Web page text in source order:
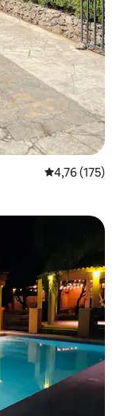
Évaluation
4,76 (175)